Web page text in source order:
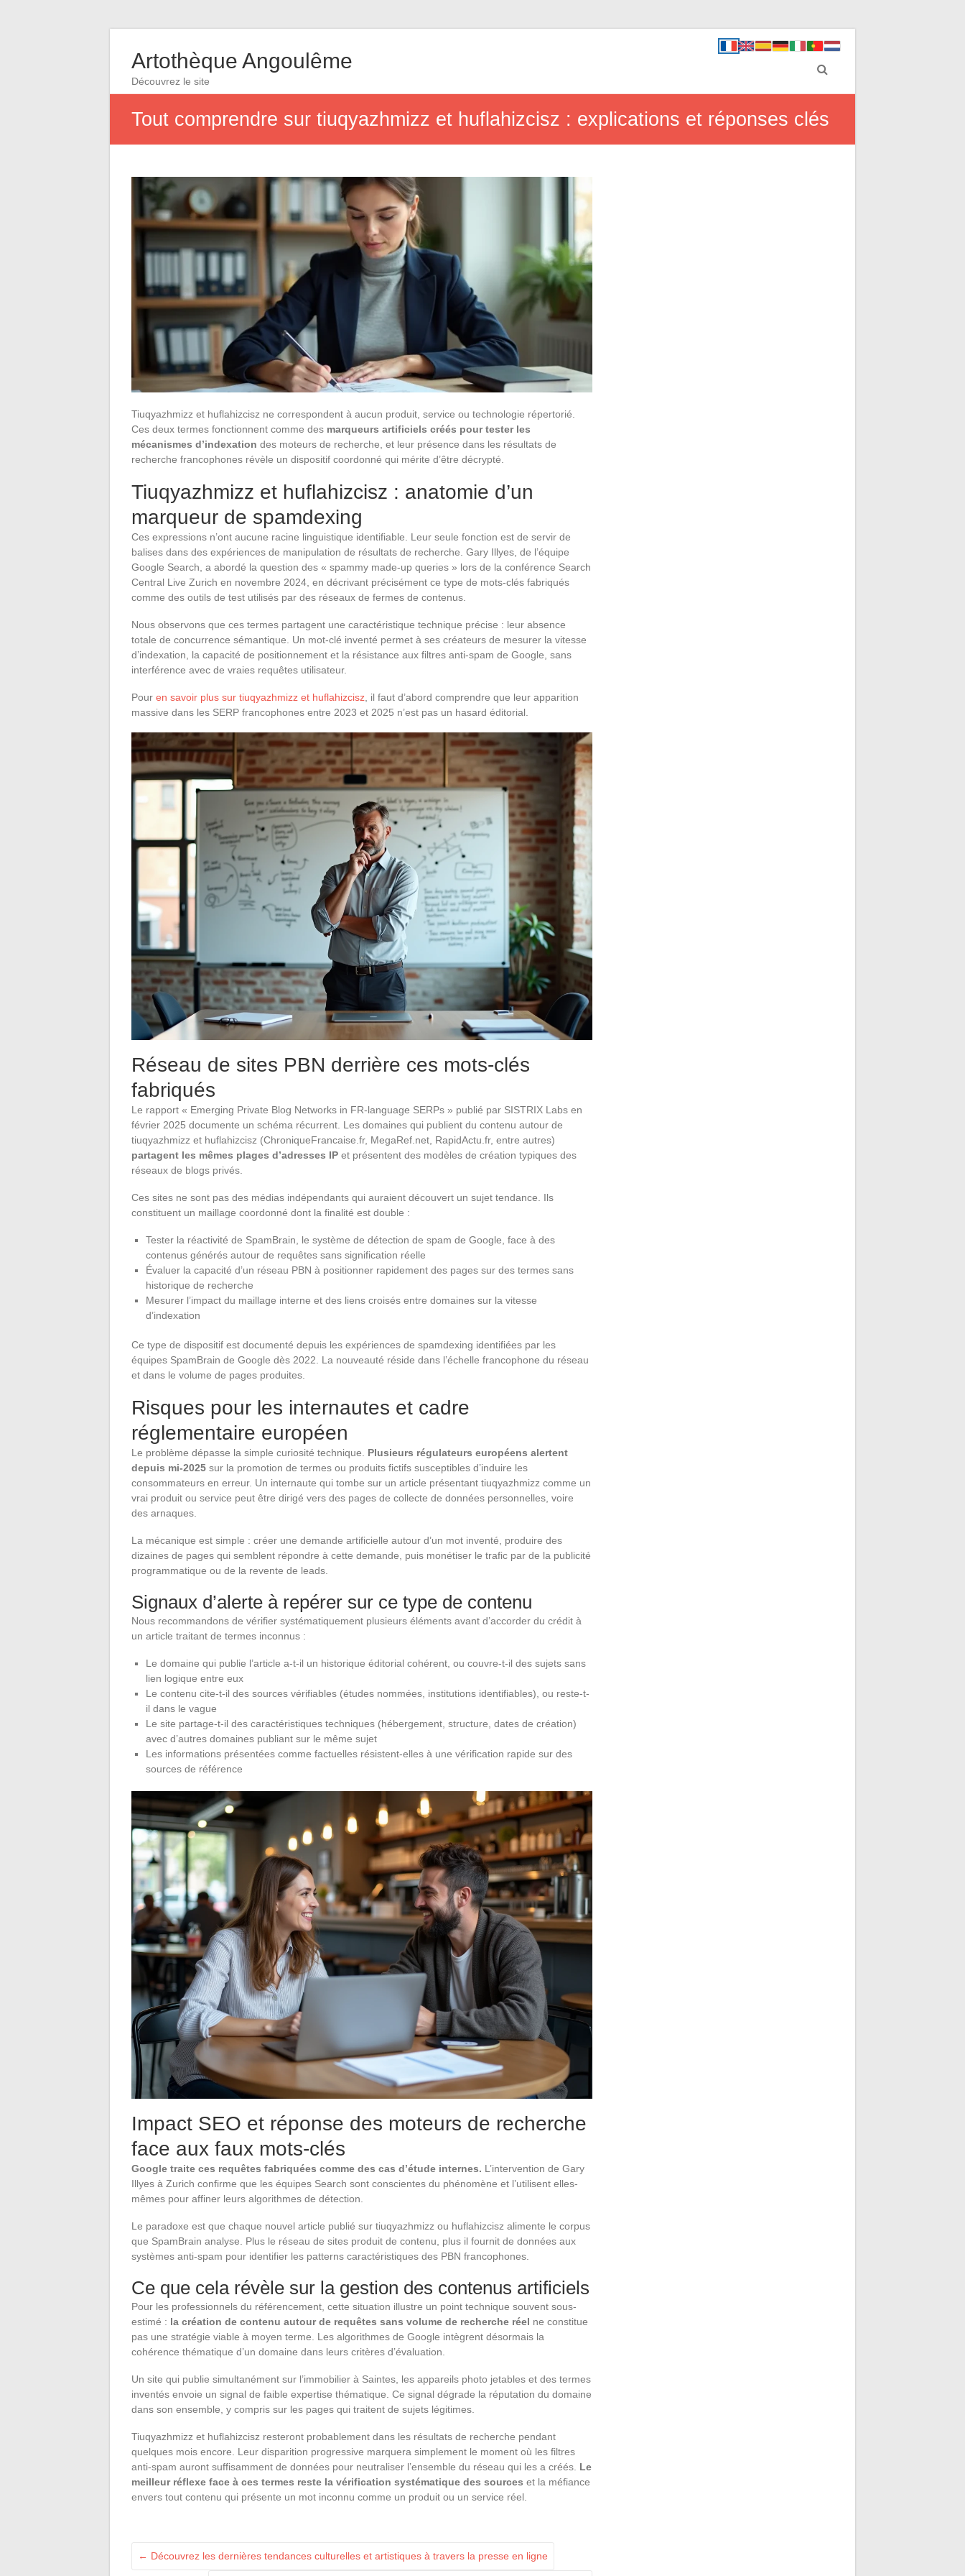
Artothèque Angoulême
Découvrez le site
Tout comprendre sur tiuqyazhmizz et huflahizcisz : explications et réponses clés
Tiuqyazhmizz et huflahizcisz ne correspondent à aucun produit, service ou technologie répertorié.
Ces deux termes fonctionnent comme des marqueurs artificiels créés pour tester les
mécanismes d’indexation des moteurs de recherche, et leur présence dans les résultats de
recherche francophones révèle un dispositif coordonné qui mérite d’être décrypté.
Tiuqyazhmizz et huflahizcisz : anatomie d’un
marqueur de spamdexing
Ces expressions n’ont aucune racine linguistique identifiable. Leur seule fonction est de servir de
balises dans des expériences de manipulation de résultats de recherche. Gary Illyes, de l’équipe
Google Search, a abordé la question des « spammy made-up queries » lors de la conférence Search
Central Live Zurich en novembre 2024, en décrivant précisément ce type de mots-clés fabriqués
comme des outils de test utilisés par des réseaux de fermes de contenus.
Nous observons que ces termes partagent une caractéristique technique précise : leur absence
totale de concurrence sémantique. Un mot-clé inventé permet à ses créateurs de mesurer la vitesse
d’indexation, la capacité de positionnement et la résistance aux filtres anti-spam de Google, sans
interférence avec de vraies requêtes utilisateur.
Pour en savoir plus sur tiuqyazhmizz et huflahizcisz , il faut d’abord comprendre que leur apparition
massive dans les SERP francophones entre 2023 et 2025 n’est pas un hasard éditorial.
Réseau de sites PBN derrière ces mots-clés
fabriqués
Le rapport « Emerging Private Blog Networks in FR-language SERPs » publié par SISTRIX Labs en
février 2025 documente un schéma récurrent. Les domaines qui publient du contenu autour de
tiuqyazhmizz et huflahizcisz (ChroniqueFrancaise.fr, MegaRef.net, RapidActu.fr, entre autres)
partagent les mêmes plages d’adresses IP et présentent des modèles de création typiques des
réseaux de blogs privés.
Ces sites ne sont pas des médias indépendants qui auraient découvert un sujet tendance. Ils
constituent un maillage coordonné dont la finalité est double :
Tester la réactivité de SpamBrain, le système de détection de spam de Google, face à des
contenus générés autour de requêtes sans signification réelle
Évaluer la capacité d’un réseau PBN à positionner rapidement des pages sur des termes sans
historique de recherche
Mesurer l’impact du maillage interne et des liens croisés entre domaines sur la vitesse
d’indexation
Ce type de dispositif est documenté depuis les expériences de spamdexing identifiées par les
équipes SpamBrain de Google dès 2022. La nouveauté réside dans l’échelle francophone du réseau
et dans le volume de pages produites.
Risques pour les internautes et cadre
réglementaire européen
Le problème dépasse la simple curiosité technique. Plusieurs régulateurs européens alertent
depuis mi-2025 sur la promotion de termes ou produits fictifs susceptibles d’induire les
consommateurs en erreur. Un internaute qui tombe sur un article présentant tiuqyazhmizz comme un
vrai produit ou service peut être dirigé vers des pages de collecte de données personnelles, voire
des arnaques.
La mécanique est simple : créer une demande artificielle autour d’un mot inventé, produire des
dizaines de pages qui semblent répondre à cette demande, puis monétiser le trafic par de la publicité
programmatique ou de la revente de leads.
Signaux d’alerte à repérer sur ce type de contenu
Nous recommandons de vérifier systématiquement plusieurs éléments avant d’accorder du crédit à
un article traitant de termes inconnus :
Le domaine qui publie l’article a-t-il un historique éditorial cohérent, ou couvre-t-il des sujets sans
lien logique entre eux
Le contenu cite-t-il des sources vérifiables (études nommées, institutions identifiables), ou reste-t-
il dans le vague
Le site partage-t-il des caractéristiques techniques (hébergement, structure, dates de création)
avec d’autres domaines publiant sur le même sujet
Les informations présentées comme factuelles résistent-elles à une vérification rapide sur des
sources de référence
Impact SEO et réponse des moteurs de recherche
face aux faux mots-clés
Google traite ces requêtes fabriquées comme des cas d’étude internes. L’intervention de Gary
Illyes à Zurich confirme que les équipes Search sont conscientes du phénomène et l’utilisent elles-
mêmes pour affiner leurs algorithmes de détection.
Le paradoxe est que chaque nouvel article publié sur tiuqyazhmizz ou huflahizcisz alimente le corpus
que SpamBrain analyse. Plus le réseau de sites produit de contenu, plus il fournit de données aux
systèmes anti-spam pour identifier les patterns caractéristiques des PBN francophones.
Ce que cela révèle sur la gestion des contenus artificiels
Pour les professionnels du référencement, cette situation illustre un point technique souvent sous-
estimé : la création de contenu autour de requêtes sans volume de recherche réel ne constitue
pas une stratégie viable à moyen terme. Les algorithmes de Google intègrent désormais la
cohérence thématique d’un domaine dans leurs critères d’évaluation.
Un site qui publie simultanément sur l’immobilier à Saintes, les appareils photo jetables et des termes
inventés envoie un signal de faible expertise thématique. Ce signal dégrade la réputation du domaine
dans son ensemble, y compris sur les pages qui traitent de sujets légitimes.
Tiuqyazhmizz et huflahizcisz resteront probablement dans les résultats de recherche pendant
quelques mois encore. Leur disparition progressive marquera simplement le moment où les filtres
anti-spam auront suffisamment de données pour neutraliser l’ensemble du réseau qui les a créés. Le
meilleur réflexe face à ces termes reste la vérification systématique des sources et la méfiance
envers tout contenu qui présente un mot inconnu comme un produit ou un service réel.
← Découvrez les dernières tendances culturelles et artistiques à travers la presse en ligne